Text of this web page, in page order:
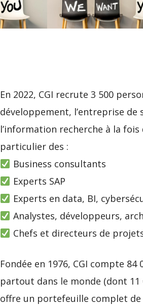
En 2022, CGI recrute 3 500
développement, l’entreprise de
l’information recherche à la
particulier des :
Business consultants
Experts SAP
Experts en data, BI,
Analystes, développeurs,
Chefs et directeurs de
Fondée en 1976, CGI compte
partout dans le monde (dont 11
offre un portefeuille complet de